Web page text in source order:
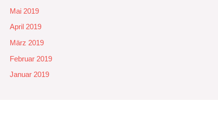
Mai 2019
April 2019
März 2019
Februar 2019
Januar 2019